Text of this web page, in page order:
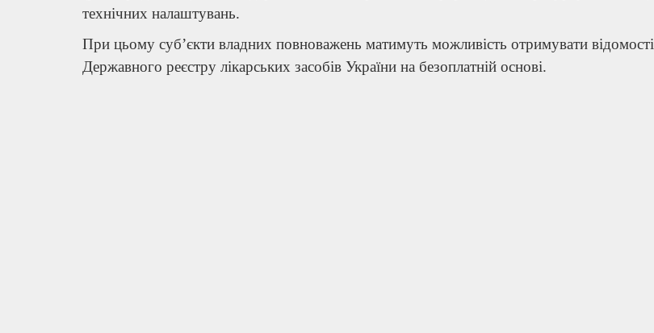
технічних налаштувань.
При цьому суб’єкти владних повноважень матимуть можливість отримувати відомості
Державного реєстру лікарських засобів України на безоплатній основі.